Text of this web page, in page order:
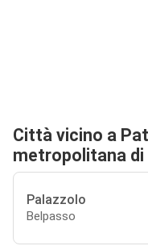
Città vicino a
metropolitana di
Palazzolo
Belpasso